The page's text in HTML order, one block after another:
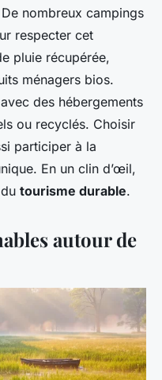
nombreux campings
respecter cet
pluie récupérée,
ménagers bios.
des hébergements
ou recyclés. Choisir
participer à la
En un clin d’œil,
tourisme durable.
autour de